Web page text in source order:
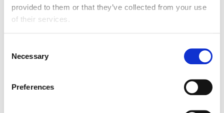
provided to them or that they’ve collected from your use
of their services.
Selection
Necessary
Preferences